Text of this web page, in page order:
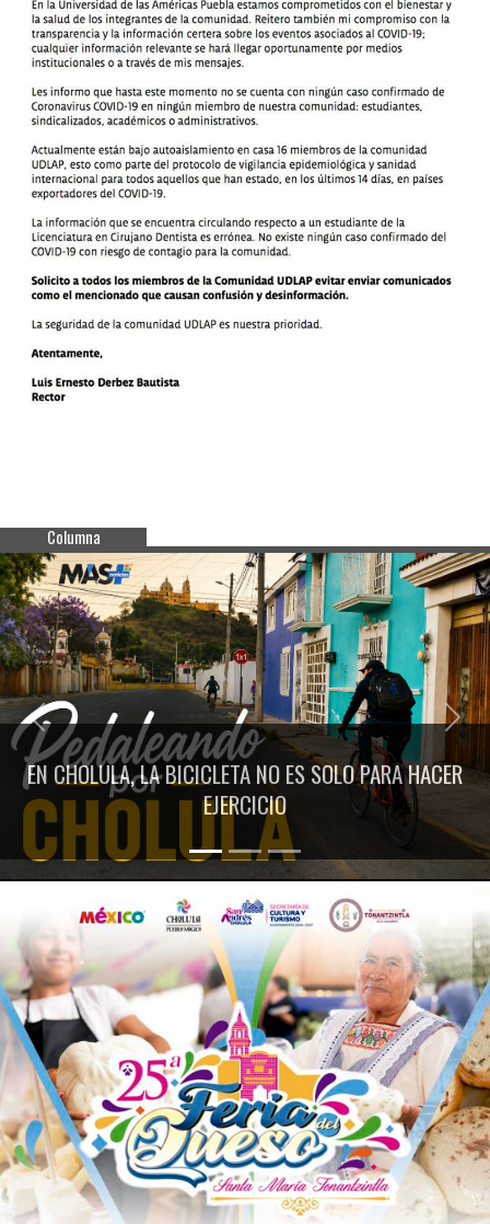
Columna
EN CHOLULA, LA BICICLETA NO ES SOLO PARA HACER
EJERCICIO
Previous Next